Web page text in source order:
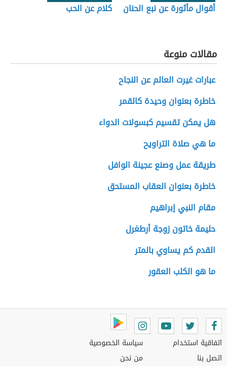
أقوال مأثورة عن نبع الحنان كلام عن الحب
مقالات منوعة
عبارات غيرت العالم عن النجاح
خاطرة بعنوان وحيدة كالقمر
هل يمكن تقسيم كبسولات الدواء
ما هي صلاة التراويح
طريقة عمل وصنع عجينة الوافل
خاطرة بعنوان العقاب المستحق
مقام النبي إبراهيم
حليمة خاتون زوجة أرطغرل
القدم كم يساوي بالمتر
ما هو الكلب العقور
اتفاقية استخدام
اتصل بنا
سياسة الخصوصية
من نحن